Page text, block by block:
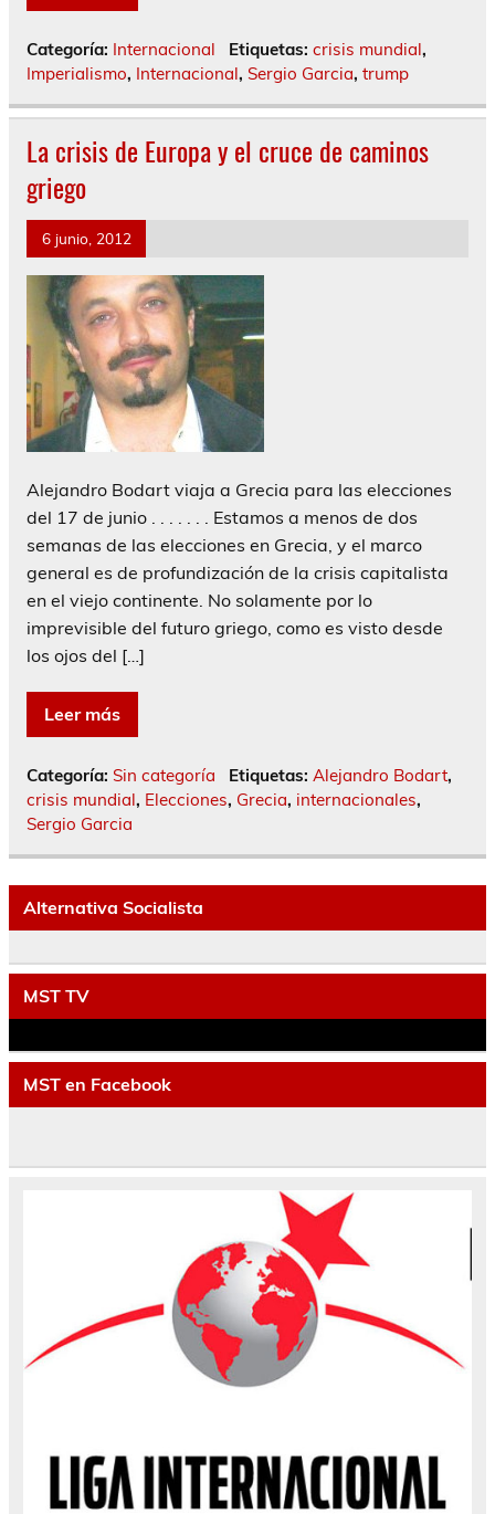
Categoría: Internacional Etiquetas: crisis mundial,
Imperialismo, Internacional, Sergio Garcia, trump
La crisis de Europa y el cruce de caminos
griego
6 junio, 2012
Alejandro Bodart viaja a Grecia para las elecciones
del 17 de junio . . . . . . . Estamos a menos de dos
semanas de las elecciones en Grecia, y el marco
general es de profundización de la crisis capitalista
en el viejo continente. No solamente por lo
imprevisible del futuro griego, como es visto desde
los ojos del […]
Leer más
Categoría: Sin categoría Etiquetas: Alejandro Bodart,
crisis mundial, Elecciones, Grecia, internacionales,
Sergio Garcia
Alternativa Socialista
MST TV
MST en Facebook